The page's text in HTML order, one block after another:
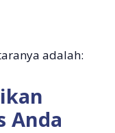
adalah:
Anda